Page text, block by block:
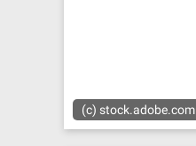
(c) stock.adobe.com